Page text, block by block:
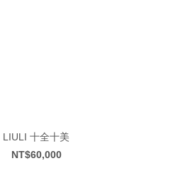
LIULI 十全十美
NT$60,000